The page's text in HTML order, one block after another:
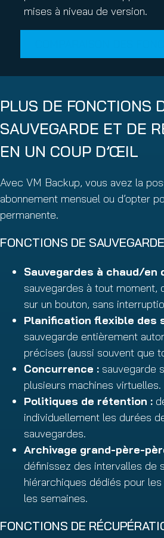
mises à niveau de version.
PLUS DE FONCTIONS
SAUVEGARDE ET DE
EN UN COUP D’ŒIL
Avec VM Backup, vous avez la
abonnement mensuel ou d’opter
permanente.
FONCTIONS DE SAUVEGARDE
Sauvegardes à chaud/en
sauvegardes à tout moment,
sur un bouton, sans
Planification flexible des
sauvegarde entièrement
précises (aussi souvent que
Concurrence : sauvegarde
plusieurs machines virtuelles.
Politiques de rétention :
individuellement les durées
sauvegardes.
Archivage grand-père-
définissez des intervalles de
hiérarchiques dédiés pour
les semaines.
FONCTIONS DE